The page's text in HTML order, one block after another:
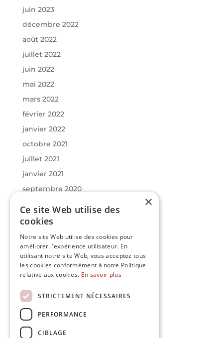
juin 2023
décembre 2022
août 2022
juillet 2022
juin 2022
mai 2022
mars 2022
février 2022
janvier 2022
octobre 2021
juillet 2021
janvier 2021
septembre 2020
mars 2020
janvier 2020
Catégories
Actualités
Infos
Uncategorized
Méta
×
Ce site Web utilise des
cookies
Notre site Web utilise des cookies pour
améliorer l'expérience utilisateur. En
utilisant notre site Web, vous acceptez tous
les cookies conformément à notre Politique
relative aux cookies. En savoir plus
STRICTEMENT NÉCESSAIRES
PERFORMANCE
CIBLAGE